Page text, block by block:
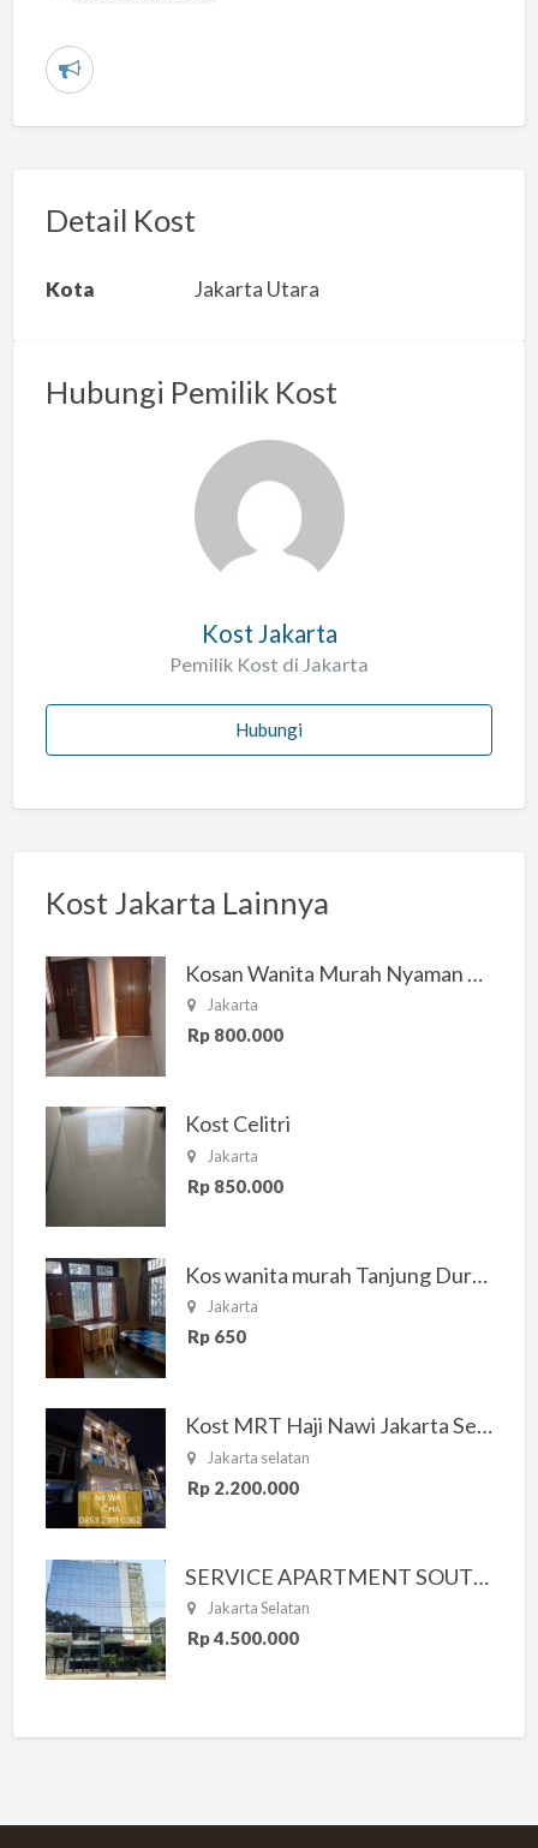
L
r
a
s
Detail Kost
Kota Jakarta Utara
Hubungi Pemilik Kost
Kost Jakarta
Pemilik Kost di Jakarta
Hubungi
Kost Jakarta Lainnya
Kosan Wanita Murah Nyaman di Jakarta Selatan
Jakarta
Rp 800.000
Kost Celitri
Jakarta
Rp 850.000
Kos wanita murah Tanjung Duren Jakarta Barat
Jakarta
Rp 650
Kost MRT Haji Nawi Jakarta Selatan
Jakarta selatan
Rp 2.200.000
SERVICE APARTMENT SOUTH RESIDENCE
Jakarta Selatan
Rp 4.500.000